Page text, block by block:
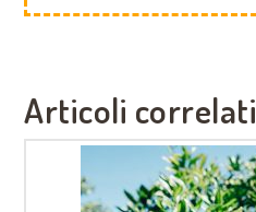
Articoli correlati